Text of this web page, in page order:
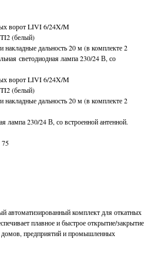
ворот LIVI 6/24X/M
(белый)
накладные дальность 20 м (в комплекте 2
светодиодная лампа 230/24 В, со
ворот LIVI 6/24X/M
(белый)
накладные дальность 20 м (в комплекте 2
лампа 230/24 В, со встроенной антенной.
75
комплект для откатных
плавное и быстрое открытие/закрытие
домов, предприятий и промышленных